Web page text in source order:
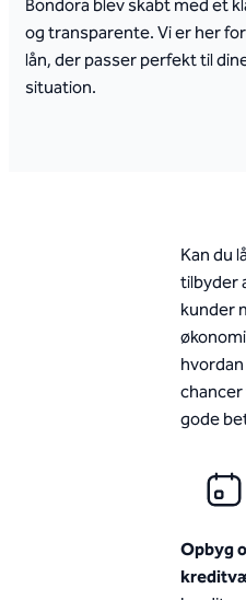
Bondora blev skabt med et
og transparente. Vi er her
lån, der passer perfekt til
situation.
Kan du
tilbyder
kunder
gode
Opbyg